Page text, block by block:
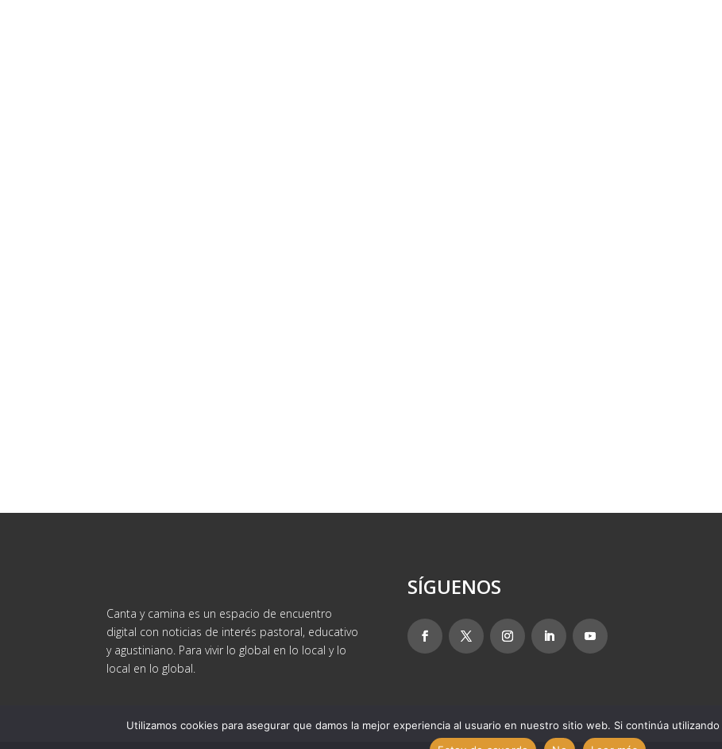
Canta y camina es un espacio de encuentro
digital con noticias de interés pastoral, educativo
y agustiniano. Para vivir lo global en lo local y lo
local en lo global.
SÍGUENOS
Utilizamos cookies para asegurar que damos la mejor experiencia al usuario en nuestro sitio web. Si continúa